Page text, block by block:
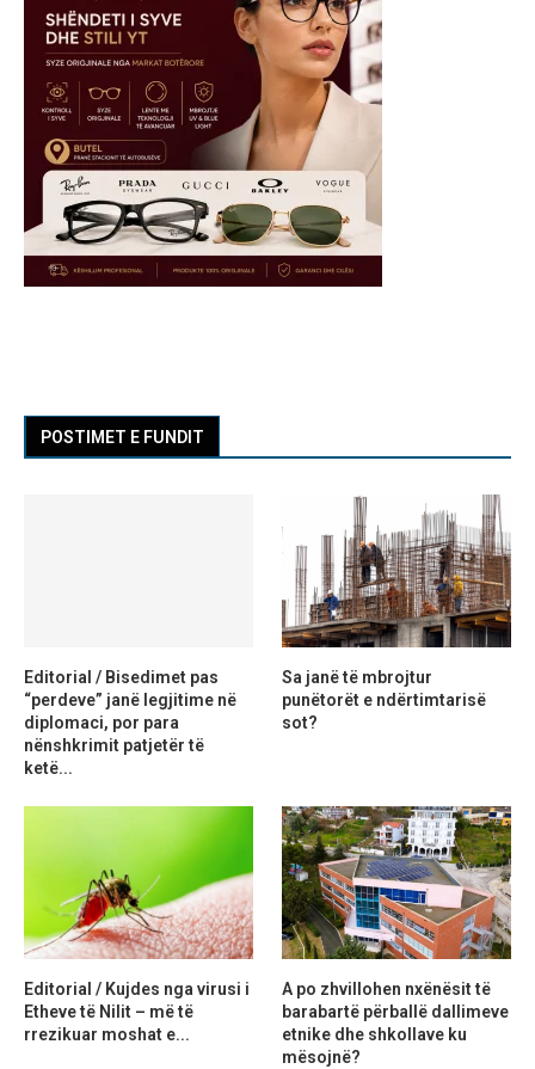
POSTIMET E FUNDIT
Editorial / Bisedimet pas
“perdeve” janë legjitime në
diplomaci, por para
nënshkrimit patjetër të
ketë...
Sa janë të mbrojtur
punëtorët e ndërtimtarisë
sot?
Editorial / Kujdes nga virusi i
Etheve të Nilit – më të
rrezikuar moshat e...
A po zhvillohen nxënësit të
barabartë përballë dallimeve
etnike dhe shkollave ku
mësojnë?